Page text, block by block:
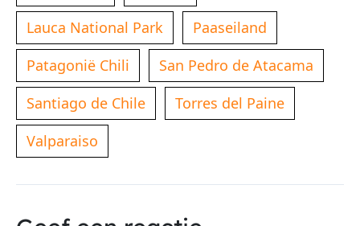
Lauca National Park
Paaseiland
Patagonië Chili
San Pedro de Atacama
Santiago de Chile
Torres del Paine
Valparaiso